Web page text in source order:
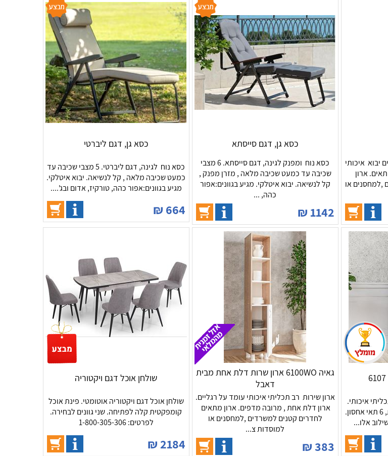
יבוא איכותי
בגובה 240. ארון 2 דלתות , 7 תאים. ארון
,למחסנים או
כסא גן, דגם סייסתא
כסא נוח ומפנק לגינה, דגם סייסתא. 6 מצבי
שכיבה עד כמעט שכיבה מלאה , מזרן מפנק ,
קל לנשיאה. יבוא איטלקי. מגיע בגוונים:אפור
כהה, ...
1142
₪
כסא גן, דגם ליברטי
כסא נוח לגינה, דגם ליברטי. 5 מצבי שכיבה עד
כמעט שכיבה מלאה , קל לנשיאה. יבוא איטלקי.
מגיע בגוונים:אפור כהה, טורקיז, אדום ובג'....
664
₪
איכותי.
ארון 2 דלתות ,רגליים מתכווננות, 6 תאי אחסון.
אלו...
גאיה 6100WO ארון שרות דלת אחת מבית
דאבל
ארון שירות רב תכליתי איכותי עומד על רגליים.
ארון דלת אחת , מרובה מדפים. ארון מתאים
לחדרים קטנים למשרדים ,למחסנים או
למוסדות צ...
383
₪
שולחן אוכל דגם ויקטוריה
שולחן אוכל דגם ויקטוריה אוטומטי. פינת אוכל
קומפקטית קלה לפתיחה. שני גוונים לבחירה.
לפרטים: 1-800-305-306
2184
₪